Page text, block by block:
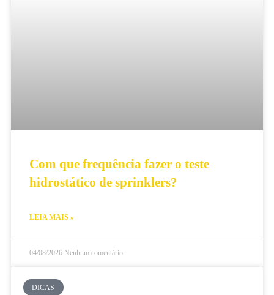
Com que frequência fazer o teste
hidrostático de sprinklers?
LEIA MAIS »
04/08/2026 Nenhum comentário
DICAS